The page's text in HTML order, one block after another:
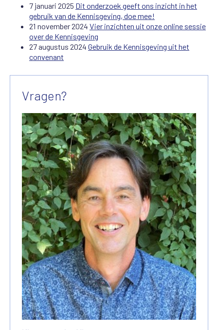
7 januari 2025 Dit onderzoek geeft ons inzicht in het
gebruik van de Kennisgeving, doe mee!
21 november 2024 Vier inzichten uit onze online sessie
over de Kennisgeving
27 augustus 2024 Gebruik de Kennisgeving uit het
convenant
Vragen?